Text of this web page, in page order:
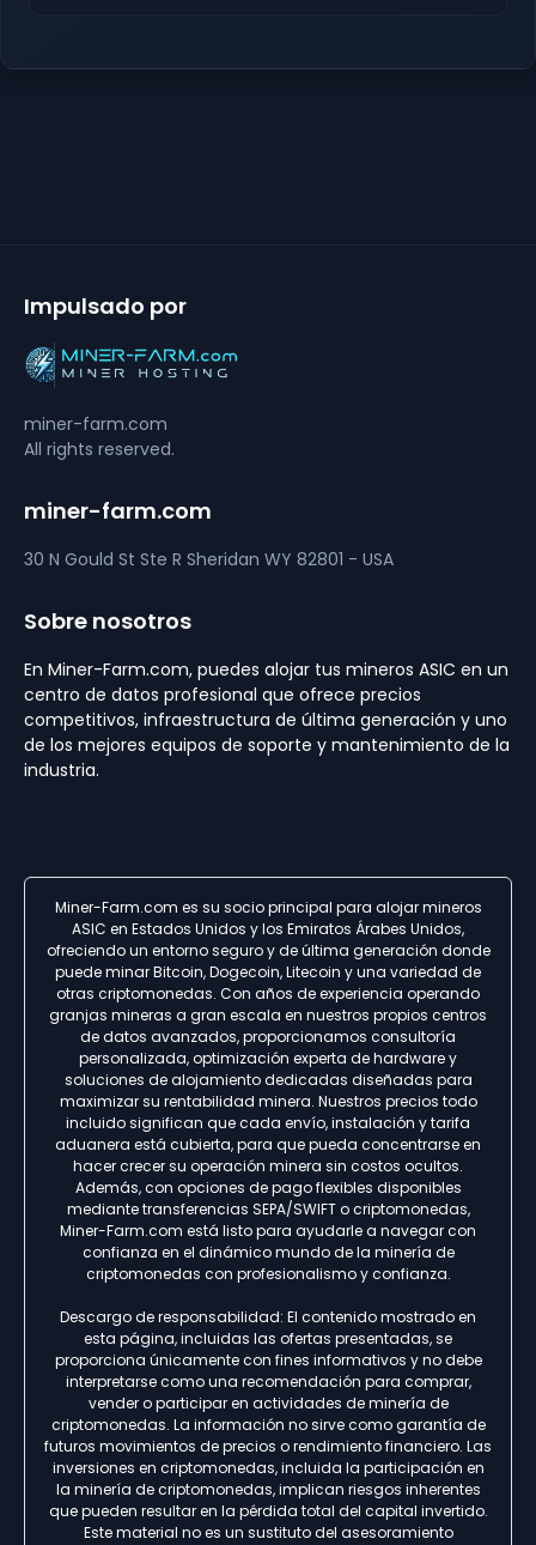
Impulsado por
miner-farm.com
All rights reserved.
miner-farm.com
30 N Gould St Ste R Sheridan WY 82801 - USA
Sobre nosotros
En Miner-Farm.com, puedes alojar tus mineros ASIC en un
centro de datos profesional que ofrece precios
competitivos, infraestructura de última generación y uno
de los mejores equipos de soporte y mantenimiento de la
industria.
Miner-Farm.com es su socio principal para alojar mineros
ASIC en Estados Unidos y los Emiratos Árabes Unidos,
ofreciendo un entorno seguro y de última generación donde
puede minar Bitcoin, Dogecoin, Litecoin y una variedad de
otras criptomonedas. Con años de experiencia operando
granjas mineras a gran escala en nuestros propios centros
de datos avanzados, proporcionamos consultoría
personalizada, optimización experta de hardware y
soluciones de alojamiento dedicadas diseñadas para
maximizar su rentabilidad minera. Nuestros precios todo
incluido significan que cada envío, instalación y tarifa
aduanera está cubierta, para que pueda concentrarse en
hacer crecer su operación minera sin costos ocultos.
Además, con opciones de pago flexibles disponibles
mediante transferencias SEPA/SWIFT o criptomonedas,
Miner-Farm.com está listo para ayudarle a navegar con
confianza en el dinámico mundo de la minería de
criptomonedas con profesionalismo y confianza.
Descargo de responsabilidad: El contenido mostrado en
esta página, incluidas las ofertas presentadas, se
proporciona únicamente con fines informativos y no debe
interpretarse como una recomendación para comprar,
vender o participar en actividades de minería de
criptomonedas. La información no sirve como garantía de
futuros movimientos de precios o rendimiento financiero. Las
inversiones en criptomonedas, incluida la participación en
la minería de criptomonedas, implican riesgos inherentes
que pueden resultar en la pérdida total del capital invertido.
Este material no es un sustituto del asesoramiento